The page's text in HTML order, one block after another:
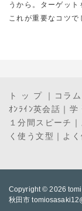
うから。ターゲット
これが重要なコツで
ト ッ プ ｜ コラム
ｵﾝﾗｲﾝ英会話 ｜ 学
１分間スピーチ ｜
く使う文型 ｜ よ
Copyright © 2026
秋田市